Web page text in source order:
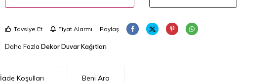
Tavsiye Et Fiyat Alarmı Paylaş
Daha Fazla Dekor Duvar Kağıtları
İade Koşulları Beni Ara